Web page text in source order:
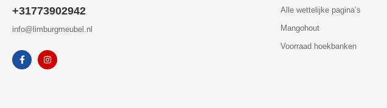
+31773902942
info@limburgmeubel.nl
Alle wettelijke pagina’s
Mangohout
Voorraad hoekbanken